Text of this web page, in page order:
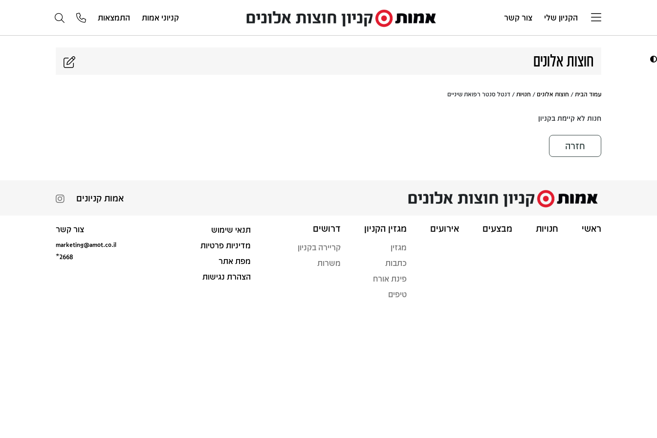
הקניון שלי צור קשר קניוני אמות התמצאות
חוצות אלונים
עמוד הבית / חוצות אלונים / חנויות / דנטל סנטר רפואת שיניים
חנות לא קיימת בקניון
חזרה
אמות קניונים
ראשי חנויות מבצעים אירועים מגזין הקניון
מגזין
כתבות
פינת אורח
טיפים
דרושים
קריירה בקניון
משרות
תנאי שימוש
מדיניות פרטיות
מפת אתר
הצהרת נגישות
צור קשר
marketing@amot.co.il
*2668